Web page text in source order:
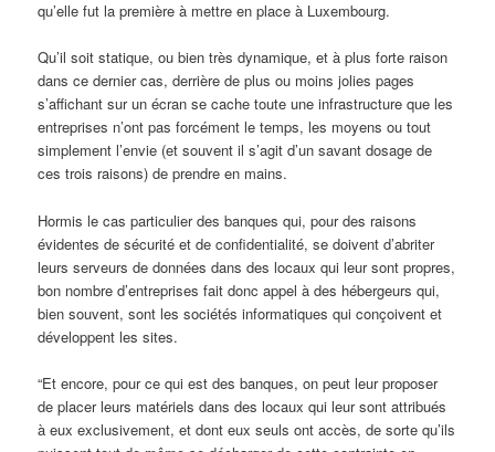
qu’elle fut la première à mettre en place à Luxembourg.
Qu’il soit statique, ou bien très dynamique, et à plus forte raison
dans ce dernier cas, derrière de plus ou moins jolies pages
s’affichant sur un écran se cache toute une infrastructure que les
entreprises n’ont pas forcément le temps, les moyens ou tout
simplement l’envie (et souvent il s’agit d’un savant dosage de
ces trois raisons) de prendre en mains.
Hormis le cas particulier des banques qui, pour des raisons
évidentes de sécurité et de confidentialité, se doivent d’abriter
leurs serveurs de données dans des locaux qui leur sont propres,
bon nombre d’entreprises fait donc appel à des hébergeurs qui,
bien souvent, sont les sociétés informatiques qui conçoivent et
développent les sites.
“Et encore, pour ce qui est des banques, on peut leur proposer
de placer leurs matériels dans des locaux qui leur sont attribués
à eux exclusivement, et dont eux seuls ont accès, de sorte qu’ils